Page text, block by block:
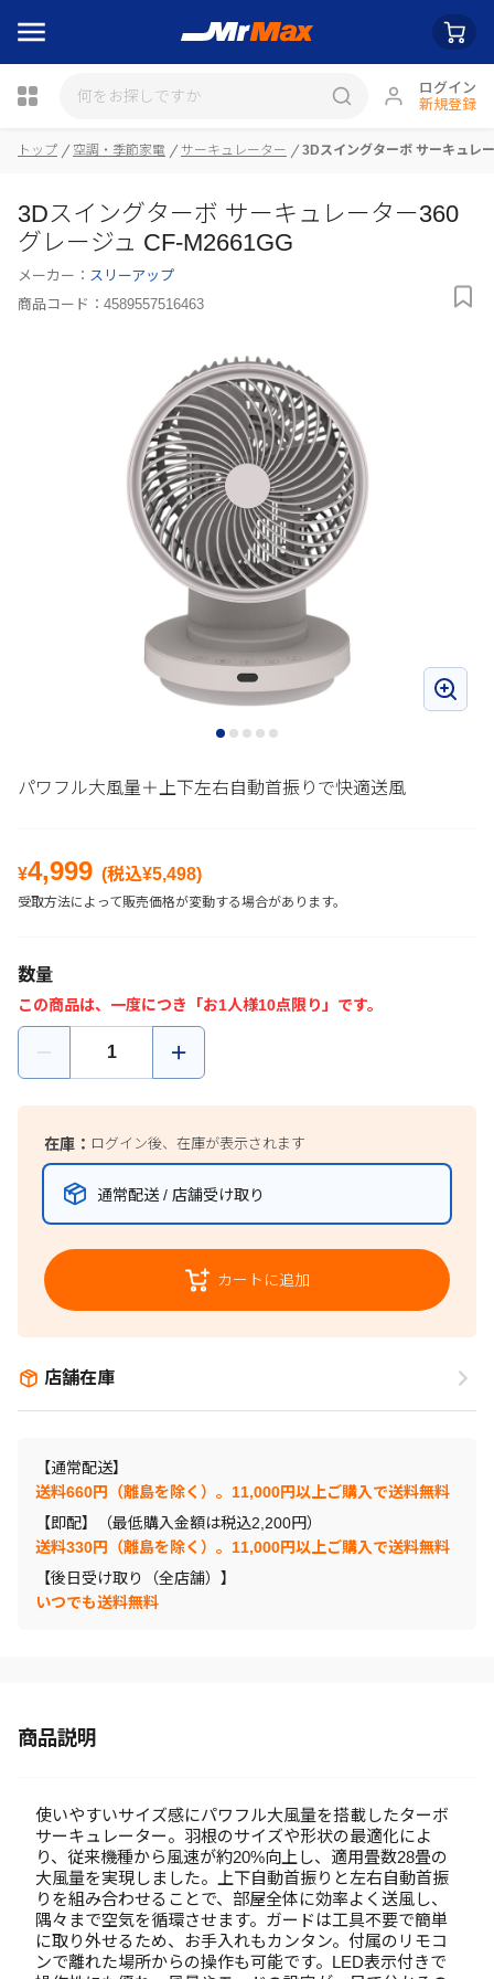
ログイン
新規登録
トップ 空調・季節家電 サーキュレーター 3Dスイングターボ サーキュレ
3Dスイングターボ サーキュレーター360
グレージュ CF-M2661GG
メーカー： スリーアップ
商品コード： 4589557516463
パワフル大風量＋上下左右自動首振りで快適送風
¥4,999 (税込¥5,498)
受取方法によって販売価格が変動する場合があります。
数量
この商品は、一度につき「お1人様10点限り」です。
在庫： ログイン後、在庫が表示されます
通常配送 / 店舗受け取り
カートに追加
店舗在庫
【通常配送】
送料660円（離島を除く）。11,000円以上ご購入で送料無料
【即配】（最低購入金額は税込2,200円）
送料330円（離島を除く）。11,000円以上ご購入で送料無料
【後日受け取り（全店舗）】
いつでも送料無料
商品説明
使いやすいサイズ感にパワフル大風量を搭載したターボ
サーキュレーター。羽根のサイズや形状の最適化によ
り、従来機種から風速が約20%向上し、適用畳数28畳の
大風量を実現しました。上下自動首振りと左右自動首振
りを組み合わせることで、部屋全体に効率よく送風し、
隅々まで空気を循環させます。ガードは工具不要で簡単
に取り外せるため、お手入れもカンタン。付属のリモコ
ンで離れた場所からの操作も可能です。LED表示付きで